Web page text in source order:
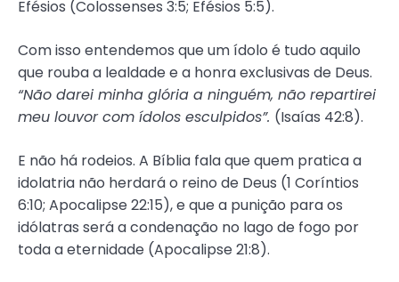
Efésios (Colossenses 3:5; Efésios 5:5).
Com isso entendemos que um ídolo é tudo aquilo
que rouba a lealdade e a honra exclusivas de Deus.
“Não darei minha glória a ninguém, não repartirei
meu louvor com ídolos esculpidos”. (Isaías 42:8).
E não há rodeios. A Bíblia fala que quem pratica a
idolatria não herdará o reino de Deus (1 Coríntios
6:10; Apocalipse 22:15), e que a punição para os
idólatras será a condenação no lago de fogo por
toda a eternidade (Apocalipse 21:8).